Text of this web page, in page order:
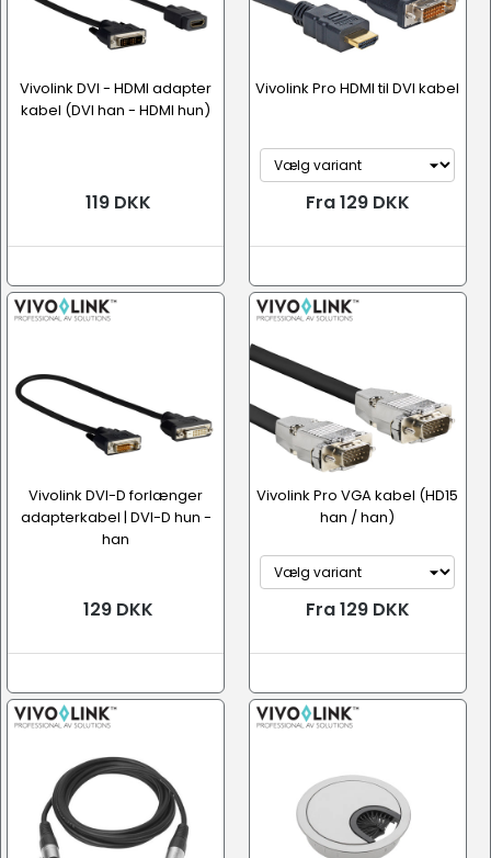
Vivolink DVI - HDMI adapter
kabel (DVI han - HDMI hun)
119 DKK
Vivolink Pro HDMI til DVI kabel
Fra 129 DKK
Vivolink DVI-D forlænger
adapterkabel | DVI-D hun -
han
129 DKK
Vivolink Pro VGA kabel (HD15
han / han)
Fra 129 DKK